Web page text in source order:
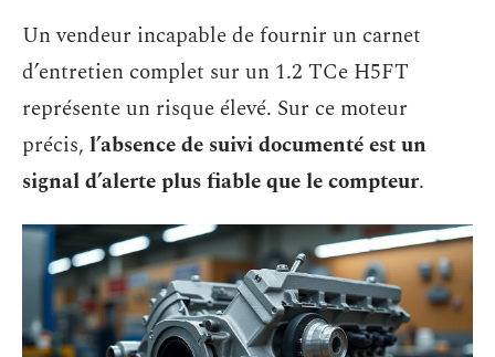
Un vendeur incapable de fournir un carnet
d’entretien complet sur un 1.2 TCe H5FT
représente un risque élevé. Sur ce moteur
précis, l’absence de suivi documenté est un
signal d’alerte plus fiable que le compteur.